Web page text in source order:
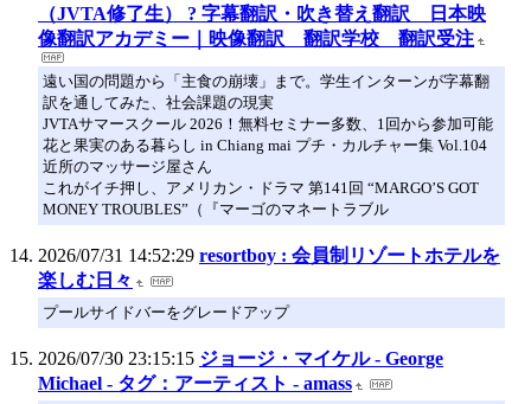
（JVTA修了生） ? 字幕翻訳・吹き替え翻訳 日本映
像翻訳アカデミー｜映像翻訳 翻訳学校 翻訳受注
遠い国の問題から「主食の崩壊」まで。学生インターンが字幕翻
訳を通してみた、社会課題の現実
JVTAサマースクール 2026！無料セミナー多数、1回から参加可能
花と果実のある暮らし in Chiang mai プチ・カルチャー集 Vol.104
近所のマッサージ屋さん
これがイチ押し、アメリカン・ドラマ 第141回 “MARGO’S GOT
MONEY TROUBLES”（『マーゴのマネートラブル
2026/07/31 14:52:29 resortboy : 会員制リゾートホテルを
楽しむ日々
プールサイドバーをグレードアップ
2026/07/30 23:15:15 ジョージ・マイケル - George
Michael - タグ：アーティスト - amass